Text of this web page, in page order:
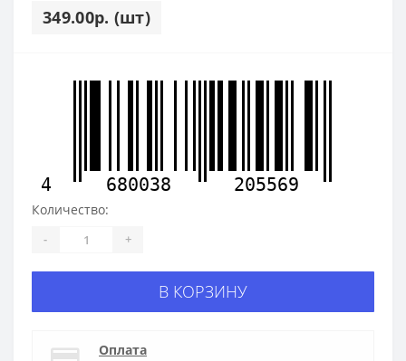
349.00р. (шт)
4 680038 205569
Количество:
- +
В КОРЗИНУ
Оплата